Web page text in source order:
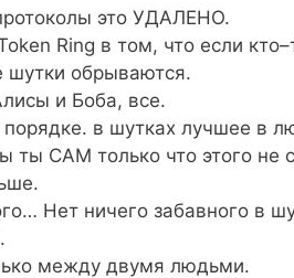
это УДАЛЕНО.
Ring в том, что если
шутки обрываются.
и Боба, все.
в шутках лучшее в
ты САМ только что этого не
Нет ничего забавного в
между двумя людьми.